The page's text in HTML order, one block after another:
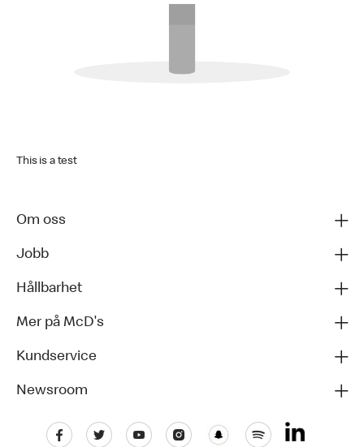
This is a test
Om oss
Jobb
Hållbarhet
Mer på McD's
Kundservice
Newsroom